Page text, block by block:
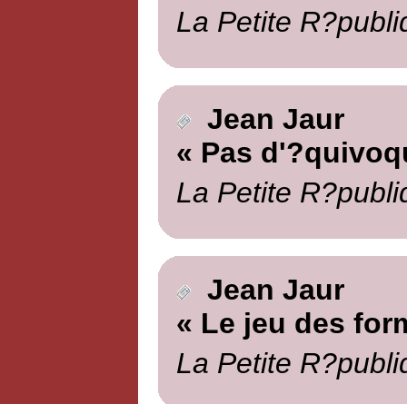
La Petite
Jean Jaur
« Pas
La Petite
Jean Jaur
« Le jeu des
La Petite